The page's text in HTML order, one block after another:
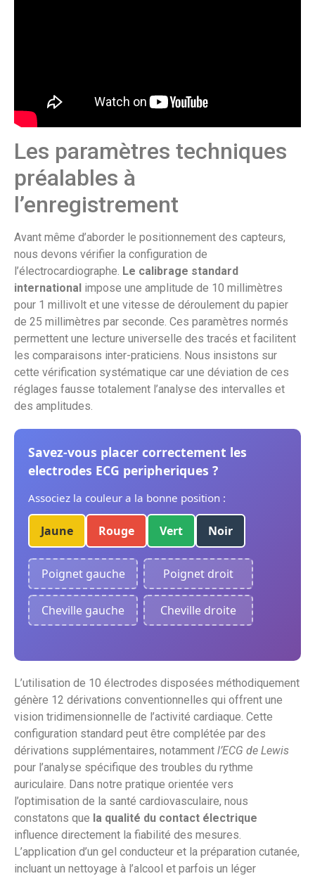
Les paramètres techniques
préalables à
l’enregistrement
Avant même d’aborder le positionnement des capteurs,
nous devons vérifier la configuration de
l’électrocardiographe. Le calibrage standard
international impose une amplitude de 10 millimètres
pour 1 millivolt et une vitesse de déroulement du papier
de 25 millimètres par seconde. Ces paramètres normés
permettent une lecture universelle des tracés et facilitent
les comparaisons inter-praticiens. Nous insistons sur
cette vérification systématique car une déviation de ces
réglages fausse totalement l’analyse des intervalles et
des amplitudes.
Savez-vous placer correctement les
electrodes ECG peripheriques ?
Associez la couleur a la bonne position :
Jaune Rouge Vert Noir
Poignet gauche Poignet droit
Cheville gauche Cheville droite
L’utilisation de 10 électrodes disposées méthodiquement
génère 12 dérivations conventionnelles qui offrent une
vision tridimensionnelle de l’activité cardiaque. Cette
configuration standard peut être complétée par des
dérivations supplémentaires, notamment l’ECG de Lewis
pour l’analyse spécifique des troubles du rythme
auriculaire. Dans notre pratique orientée vers
l’optimisation de la santé cardiovasculaire, nous
constatons que la qualité du contact électrique
influence directement la fiabilité des mesures.
L’application d’un gel conducteur et la préparation cutanée,
incluant un nettoyage à l’alcool et parfois un léger